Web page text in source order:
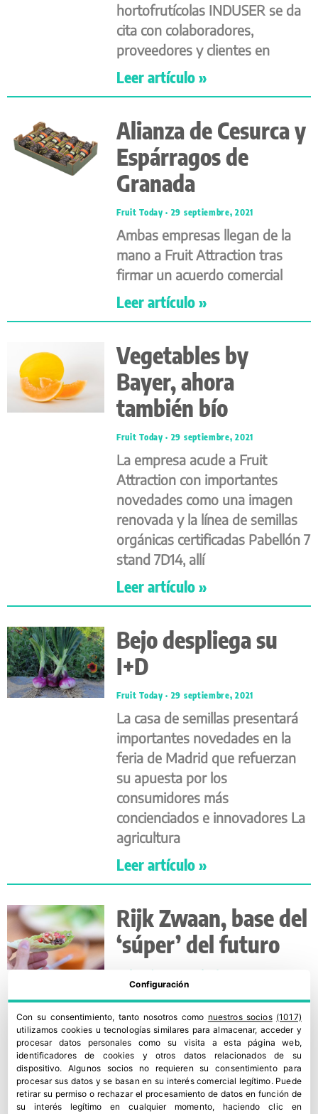
hortofrutícolas INDUSER se da
cita con colaboradores,
proveedores y clientes en
Leer artículo »
Alianza de Cesurca y
Espárragos de
Granada
Fruit Today 29 septiembre, 2021
Ambas empresas llegan de la
mano a Fruit Attraction tras
firmar un acuerdo comercial
Leer artículo »
Vegetables by
Bayer, ahora
también bío
Fruit Today 29 septiembre, 2021
La empresa acude a Fruit
Attraction con importantes
novedades como una imagen
renovada y la línea de semillas
orgánicas certificadas Pabellón 7
stand 7D14, allí
Leer artículo »
Bejo despliega su
I+D
Fruit Today 29 septiembre, 2021
La casa de semillas presentará
importantes novedades en la
feria de Madrid que refuerzan
su apuesta por los
consumidores más
concienciados e innovadores La
agricultura
Leer artículo »
Rijk Zwaan, base del
‘súper’ del futuro
Fruit Today 29 septiembre, 2021
Su eslogan “Sharing a healthy
future” muestra su compromiso
con la salud y la sostenibilidad,
dos de las principales
preocupaciones del consumidor
Leer artículo »
Configuración
Con su consentimiento, tanto nosotros como nuestros socios (1017)
utilizamos cookies u tecnologías similares para almacenar, acceder y
procesar datos personales como su visita a esta página web,
identificadores de cookies y otros datos relacionados de su
dispositivo. Algunos socios no requieren su consentimiento para
procesar sus datos y se basan en su interés comercial legítimo. Puede
retirar su permiso o rechazar el procesamiento de datos en función de
su interés legítimo en cualquier momento, haciendo clic en